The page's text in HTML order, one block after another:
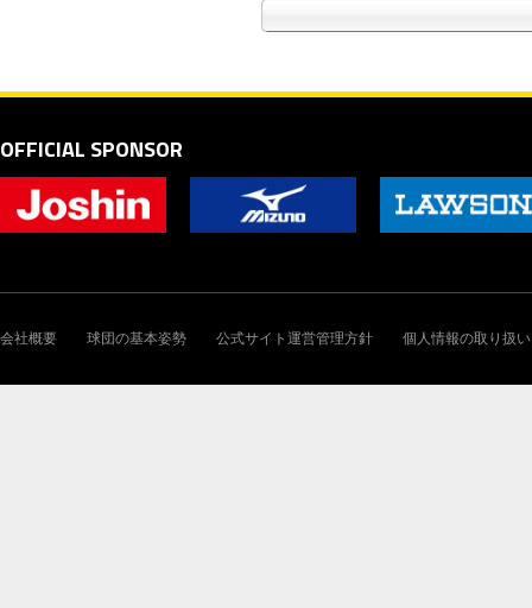
OFFICIAL SPONSOR
会社概要 球団の基本姿勢 公式サイト運営管理方針 個人情報の取り扱い